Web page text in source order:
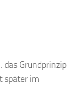
Grundprinzip
später im